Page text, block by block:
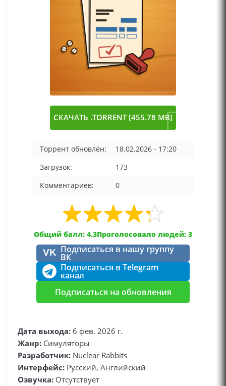
СКАЧАТЬ .TORRENT [455.78 MB]
Торрент обновлён:
18.02.2026 - 17:20
Загрузок:
173
Комментариев:
0
Общий балл: 4.3Проголосовало людей: 3
VK Подписаться в нашу группу
ВК
Подписаться в Telegram
канал
Подписаться на обновления
Дата выхода: 6 фев. 2026 г.
Жанр: Симуляторы
Разработчик: Nuclear Rabbits
Интерфейс: Русский, Английский
Озвучка: Отсутствует